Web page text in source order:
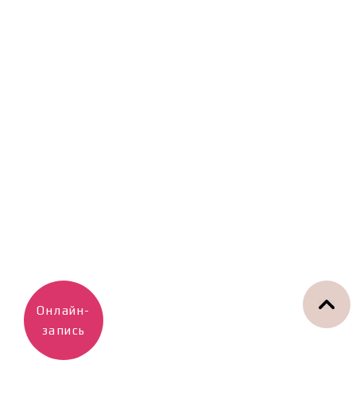
Онлайн-
запись